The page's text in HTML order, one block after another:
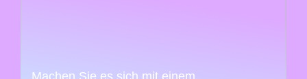
Machen Sie es sich mit einem